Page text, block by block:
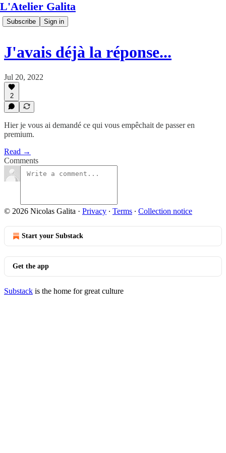
L'Atelier Galita
Subscribe Sign in
J'avais déjà la réponse...
Jul 20, 2022
2
Hier je vous ai demandé ce qui vous empêchait de passer en
premium.
Read →
Comments
© 2026 Nicolas Galita · Privacy ∙ Terms ∙ Collection notice
Start your Substack
Get the app
Substack is the home for great culture